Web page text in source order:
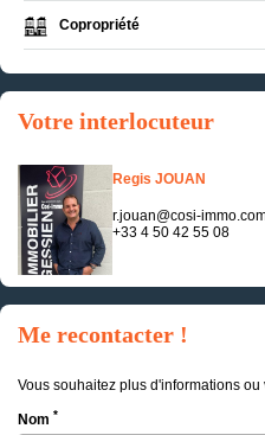
Copropriété
Votre interlocuteur
Regis JOUAN
r.jouan@cosi-
+33 4 50 42 55 08
Me recontacter !
Vous souhaitez plus d'informations
Nom *